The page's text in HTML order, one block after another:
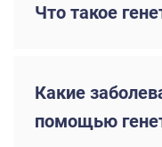
Что такое
Какие
помощью